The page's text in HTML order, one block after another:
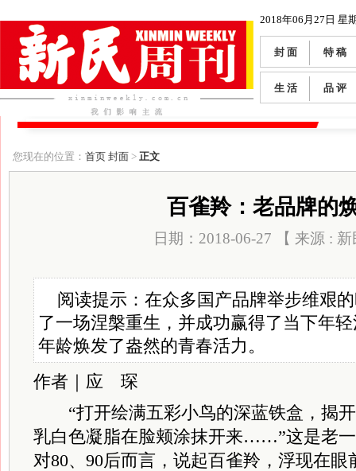
2018年06月27日 星
封 面 特 稿
生 活 品 评
您现在的位置： 首页 封面 > 正文
百雀羚：老品牌的
日期：2018-06-27 【 来源 :
阅读提示：在众多国产品牌举步维艰
了一场涅槃重生，并成功赢得了当下年
年龄焕发了盎然的青春活力。
作者｜应 琛
“打开绘满五彩小鸟的深蓝铁盒，揭
乳白色凝脂在脸颊涂抹开来……”这是老
对80、90后而言，说起百雀羚，浮现在